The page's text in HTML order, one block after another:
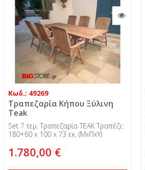
Κωδ.: 49269
Τραπεζαρία Κήπου Ξύλινη
Teak
Set 7 τεμ. Τραπεζαρία TEAK Τραπέζι:
180+60 x 100 x 73 εκ. (ΜxΠxΥ)
1.780,00 €